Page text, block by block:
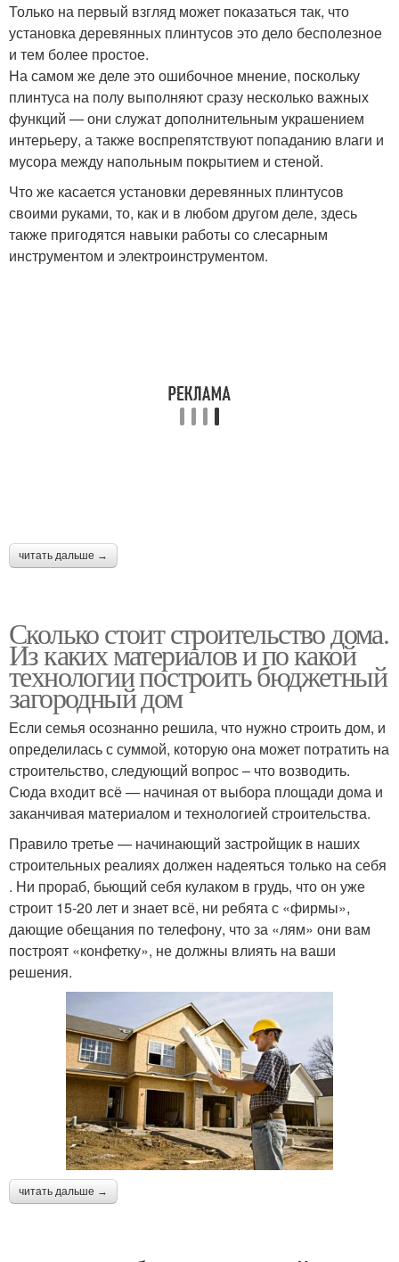
Только на первый взгляд может показаться так, что
установка деревянных плинтусов это дело бесполезное
и тем более простое.
На самом же деле это ошибочное мнение, поскольку
плинтуса на полу выполняют сразу несколько важных
функций — они служат дополнительным украшением
интерьеру, а также воспрепятствуют попаданию влаги и
мусора между напольным покрытием и стеной.
Что же касается установки деревянных плинтусов
своими руками, то, как и в любом другом деле, здесь
также пригодятся навыки работы со слесарным
инструментом и электроинструментом.
читать дальше →
Сколько стоит строительство дома.
Из каких материалов и по какой
технологии построить бюджетный
загородный дом
Если семья осознанно решила, что нужно строить дом, и
определилась с суммой, которую она может потратить на
строительство, следующий вопрос – что возводить.
Сюда входит всё — начиная от выбора площади дома и
заканчивая материалом и технологией строительства.
Правило третье — начинающий застройщик в наших
строительных реалиях должен надеяться только на себя
. Ни прораб, бьющий себя кулаком в грудь, что он уже
строит 15-20 лет и знает всё, ни ребята с «фирмы»,
дающие обещания по телефону, что за «лям» они вам
построят «конфетку», не должны влиять на ваши
решения.
читать дальше →